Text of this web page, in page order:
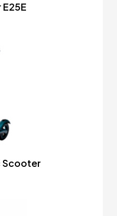
Scooter